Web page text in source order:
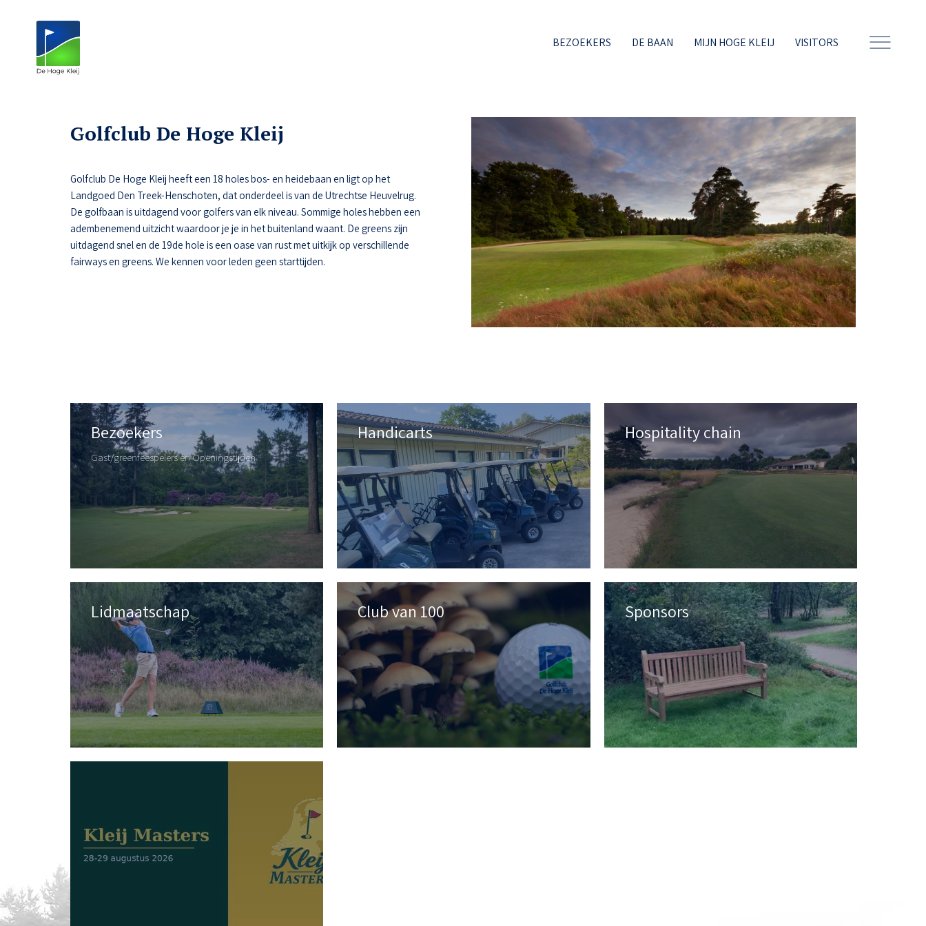
BEZOEKERS DE BAAN MIJN HOGE KLEIJ VISITORS
Golfclub De Hoge Kleij
Golfclub De Hoge Kleij heeft een 18 holes bos- en heidebaan en ligt op het
Landgoed Den Treek-Henschoten, dat onderdeel is van de Utrechtse Heuvelrug.
De golfbaan is uitdagend voor golfers van elk niveau. Sommige holes hebben een
adembenemend uitzicht waardoor je je in het buitenland waant. De greens zijn
uitdagend snel en de 19de hole is een oase van rust met uitkijk op verschillende
fairways en greens. We kennen voor leden geen starttijden.
Bezoekers
Gast/greenfeespelers en Openingstijden
Handicarts Hospitality chain
Lidmaatschap Club van 100 Sponsors